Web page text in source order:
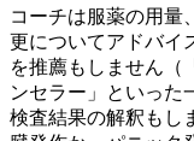
コーチは服薬の用量
更についてアドバイ
を推薦もしません（
ンセラー」といった
検査結果の解釈もし